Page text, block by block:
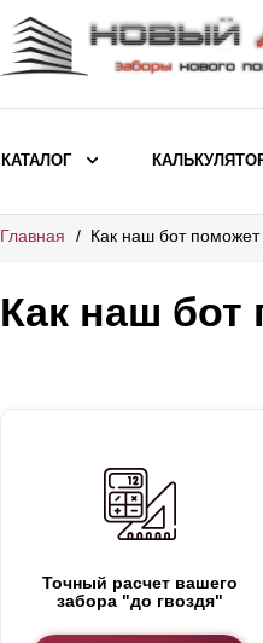
КАТАЛОГ
ВЫБОР ПО МОДЕЛИ
Заборы Ранчо
Заборы Хай-тек
Заборы и ограждения
садов
Элитные заборы для
Главная Как наш бот
Как наш бот
Точный расчет вашего
забора "до гвоздя"